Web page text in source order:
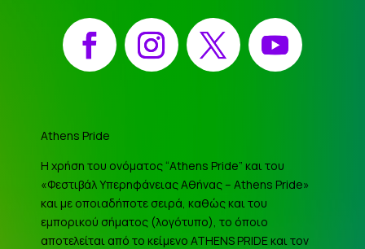
Facebook Instagram X YouTube
Athens Pride
Η χρήση του ονόματος “Athens Pride” και του
«Φεστιβάλ Υπερηφάνειας Αθήνας – Athens Pride»
και με οποιαδήποτε σειρά, καθώς και του
εμπορικού σήματος (λογότυπο), το όποιο
αποτελείται από το κείμενο ATHENS PRIDE και τον